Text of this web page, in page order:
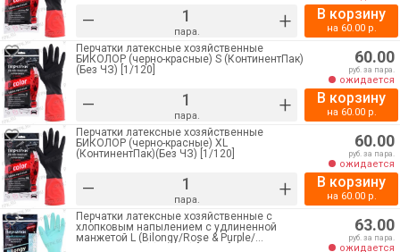
– пара. + В корзину
на 60.00р.
Перчатки латексные хозяйственные
БИКОЛОР (черно-красные) S (КонтинентПак)
(Без ЧЗ) [1/120]
– пара. +
60.00
руб. за пара.
ожидается
В корзину
на 60.00р.
Перчатки латексные хозяйственные
БИКОЛОР (черно-красные) XL
(КонтинентПак)(Без ЧЗ) [1/120]
– пара. +
60.00
руб. за пара.
ожидается
В корзину
на 60.00р.
Перчатки латексные хозяйственные с
хлопковым напылением с удлиненной
манжетой L (Bilongy/Rose & Purple/
63.00
руб. за пара.
ожидается